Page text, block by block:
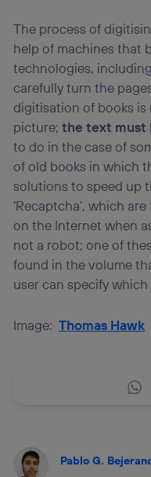
The process of
help of machines that
technologies,
carefully turn the
digitisation of books is
picture;the text must
to do in the case of
of old books in which
solutions to speed up
‘Recaptcha’, which
on the Internet when
not a robot; one of
found in the volume
user can specify
Image:Thomas Hawk
Pablo G.